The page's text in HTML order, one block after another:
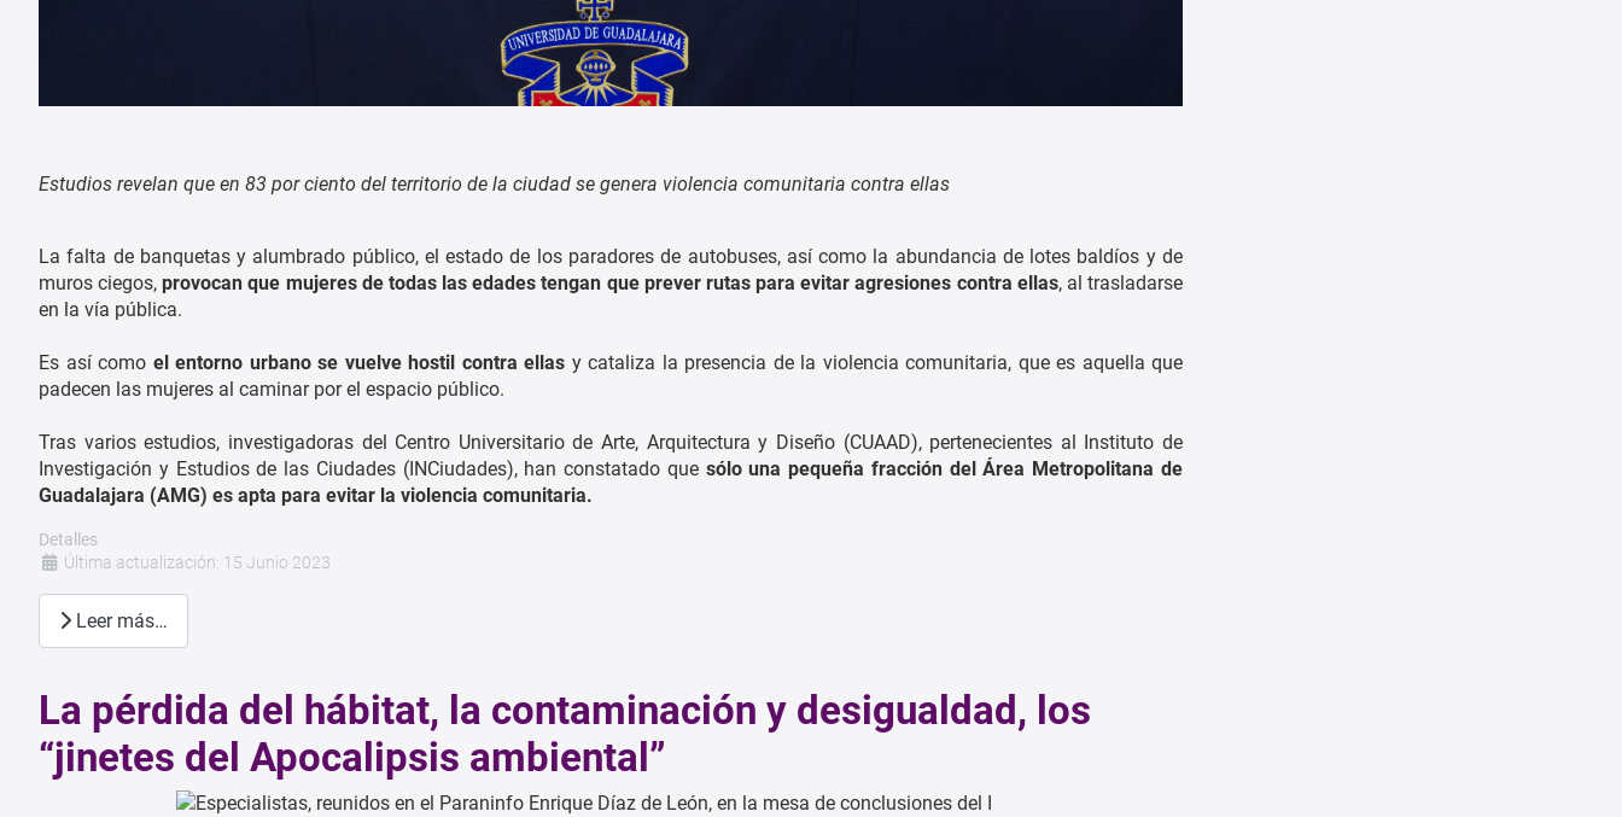
Estudios revelan que en 83 por ciento del territorio de la ciudad se genera violencia comunitaria contra ellas
La falta de banquetas y alumbrado público, el estado de los paradores de autobuses, así como la abundancia de lotes baldíos y de
muros ciegos,provocan que mujeres de todas las edades tengan que prever rutas para evitar agresiones contra ellas, al trasladarse
en la vía pública.
Es así como el entorno urbano se vuelve hostil contra ellas y cataliza la presencia de la violencia comunitaria, que es aquella que
padecen las mujeres al caminar por el espacio público.
Tras varios estudios, investigadoras del Centro Universitario de Arte, Arquitectura y Diseño (CUAAD), pertenecientes al Instituto de
Investigación y Estudios de las Ciudades (INCiudades), han constatado que sólo una pequeña fracción del Área Metropolitana de
Guadalajara (AMG) es apta para evitar la violencia comunitaria.
Detalles
Última actualización: 15 Junio 2023
Leer más…
La pérdida del hábitat, la contaminación y desigualdad, los
“jinetes del Apocalipsis ambiental”